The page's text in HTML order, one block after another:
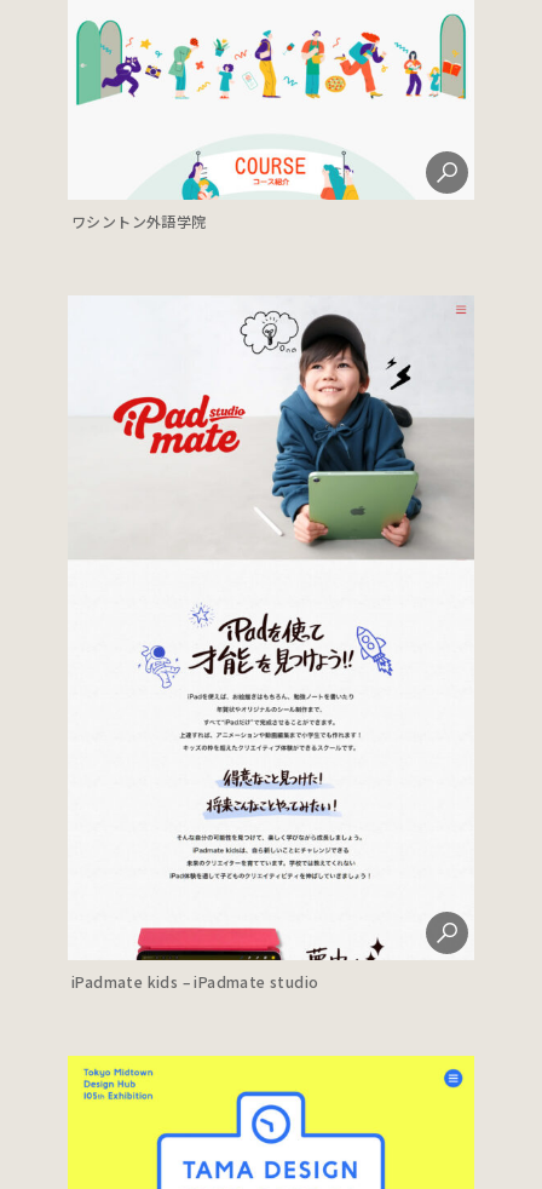
ワシントン外語学院
iPadmate kids – iPadmate studio